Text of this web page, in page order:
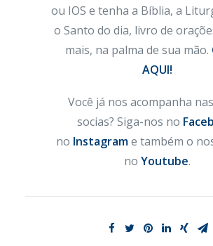
ou IOS e tenha a Bíblia, a
o Santo do dia, livro de
mais, na palma de sua mão.
AQUI!
Você já nos acompanha
socias? Siga-nos no
no Instagrame também o
no Youtube.